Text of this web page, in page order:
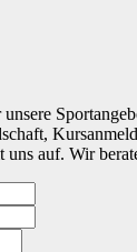
auf. Wir